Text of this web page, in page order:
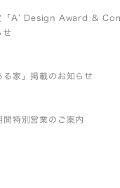
「A’ Design Award &
せ
家」掲載のお知らせ
間特別営業のご案内